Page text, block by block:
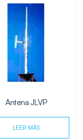
Antena JLVP
LEER MÁS